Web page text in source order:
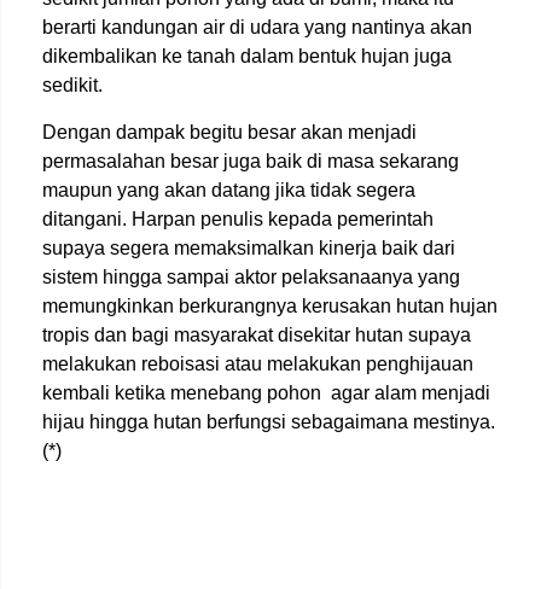
berarti kandungan air di udara yang nantinya akan
dikembalikan ke tanah dalam bentuk hujan juga
sedikit.
Dengan dampak begitu besar akan menjadi
permasalahan besar juga baik di masa sekarang
maupun yang akan datang jika tidak segera
ditangani. Harpan penulis kepada pemerintah
supaya segera memaksimalkan kinerja baik dari
sistem hingga sampai aktor pelaksanaanya yang
memungkinkan berkurangnya kerusakan hutan hujan
tropis dan bagi masyarakat disekitar hutan supaya
melakukan reboisasi atau melakukan penghijauan
kembali ketika menebang pohon agar alam menjadi
hijau hingga hutan berfungsi sebagaimana mestinya.
(*)